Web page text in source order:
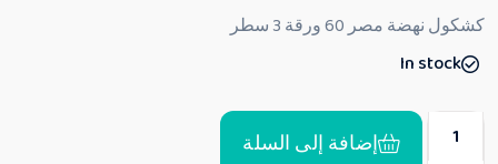
ي
م
ن
كشكول نهضة مصر 60 ورقة 3 سطر
In stock
إضافة إلى السلة